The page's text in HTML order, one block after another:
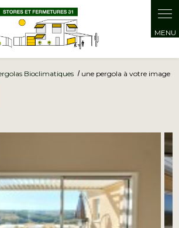
Bioclimatiques une pergola à votre image
des cookies